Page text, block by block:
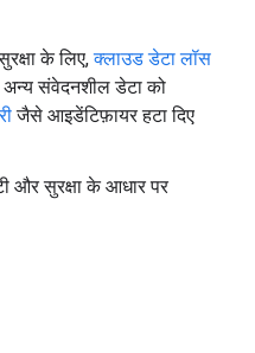
के लिए,क्लाउड डेटा लॉस
संवेदनशील डेटा को
जैसे आइडेंटिफ़ायर हटा दिए
और सुरक्षा के आधार पर